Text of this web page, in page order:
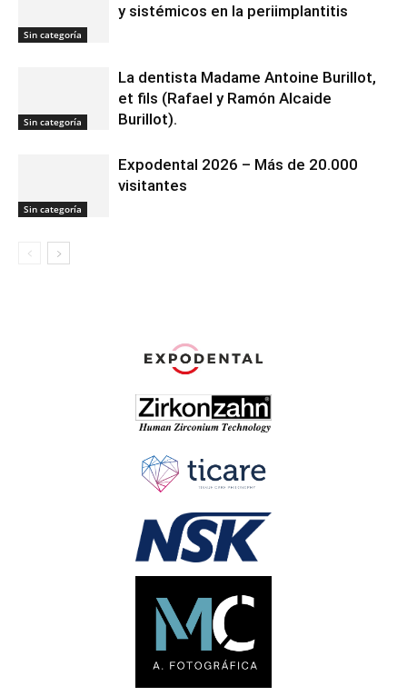
Sin categoría
y sistémicos en la periimplantitis
Sin categoría
La dentista Madame Antoine Burillot,
et fils (Rafael y Ramón Alcaide
Burillot).
Sin categoría
Expodental 2026 – Más de 20.000
visitantes